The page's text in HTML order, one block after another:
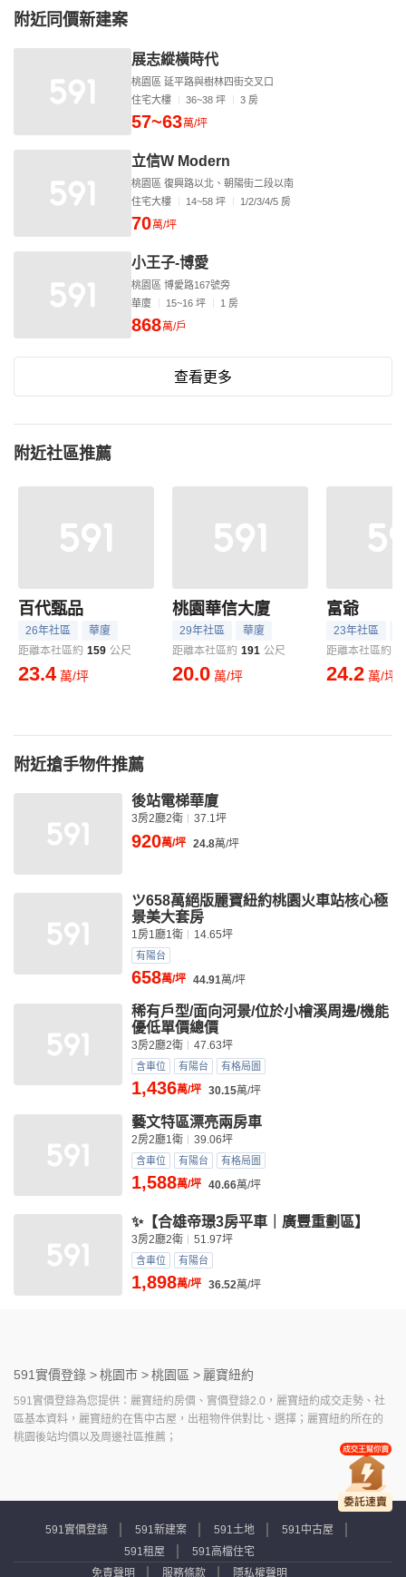
附近同價新建案
展志縱橫時代
桃園區 延平路與樹林四街交叉口
住宅大樓
36~38 坪 3 房
57~63萬/坪
立信W Modern
桃園區 復興路以北、朝陽街二段以南
住宅大樓
14~58 坪 1/2/3/4/5 房
70萬/坪
小王子-博愛
桃園區 博愛路167號旁
華廈
15~16 坪 1 房
868萬/戶
查看更多
附近社區推薦
百代甄品
26年社區
華廈
距離本社區約 159 公尺
23.4 萬/坪
桃園華信大廈
29年社區
華廈
距離本社區約 191 公尺
20.0 萬/坪
富爺
23年社區
距離本社區約
24.2 萬/坪
附近搶手物件推薦
後站電梯華廈
3房2廳2衛 37.1坪
920萬/坪 24.8萬/坪
ツ658萬絕版麗寶紐約桃園火車站核心極
景美大套房
1房1廳1衛 14.65坪
有陽台
658萬/坪 44.91萬/坪
稀有戶型/面向河景/位於小檜溪周邊/機能
優低單價總價
3房2廳2衛 47.63坪
含車位 有陽台 有格局圖
1,436萬/坪 30.15萬/坪
藝文特區漂亮兩房車
2房2廳1衛 39.06坪
含車位 有陽台 有格局圖
1,588萬/坪 40.66萬/坪
✨【合雄帝璟3房平車｜廣豐重劃區】
3房2廳2衛 51.97坪
含車位 有陽台
1,898萬/坪 36.52萬/坪
591實價登錄 >桃園市 >桃園區 > 麗寶紐約
591實價登錄為您提供：麗寶紐約房價、實價登錄2.0，麗寶紐約成交走勢、社
區基本資料，麗寶紐約在售中古屋，出租物件供對比、選擇；麗寶紐約所在的
桃園後站均價以及周邊社區推薦；
591實價登錄 591新建案 591土地
591中古屋
591租屋
591高檔住宅
免責聲明
服務條款 隱私權聲明